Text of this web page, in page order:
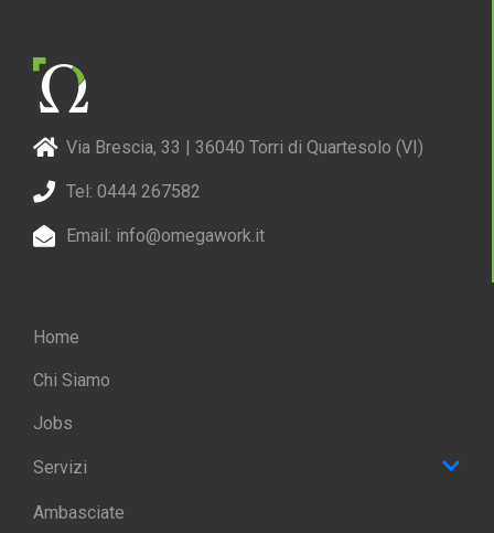
Via Brescia, 33 | 36040 Torri di Quartesolo (VI)
Tel: 0444 267582
Email: info@omegawork.it
Home
Chi Siamo
Jobs
Servizi
Ambasciate